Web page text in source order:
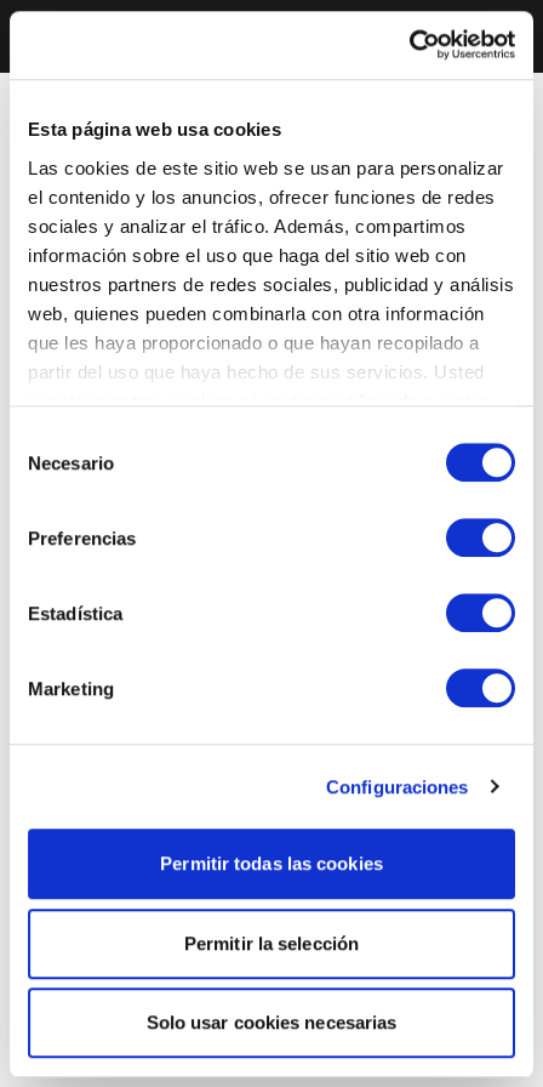
Esta página web usa cookies
Las cookies de este sitio web se usan para personalizar
el contenido y los anuncios, ofrecer funciones de redes
sociales y analizar el tráfico. Además, compartimos
información sobre el uso que haga del sitio web con
nuestros partners de redes sociales, publicidad y análisis
web, quienes pueden combinarla con otra información
que les haya proporcionado o que hayan recopilado a
partir del uso que haya hecho de sus servicios. Usted
Necesario
Preferencias
Estadística
Marketing
Configuraciones
Permitir todas las cookies
Permitir la selección
Solo usar cookies necesarias